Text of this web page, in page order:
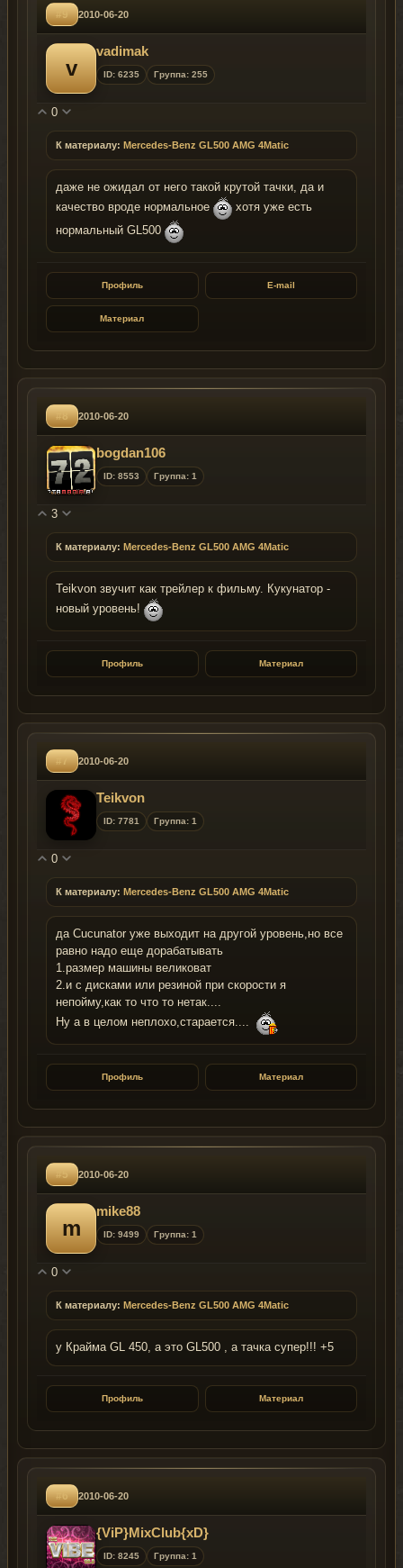
#9 2010-06-20
v
vadimak
ID: 6235 Группа: 255
0
К материалу: Mercedes-Benz GL500 AMG 4Matic
даже не ожидал от него такой крутой тачки, да и
качество вроде нормальное
хотя уже есть
нормальный GL500
Профиль E-mail
Материал
#8 2010-06-20
bogdan106
ID: 8553 Группа: 1
3
К материалу: Mercedes-Benz GL500 AMG 4Matic
Teikvon звучит как трейлер к фильму. Кукунатор -
новый уровень!
Профиль Материал
#7 2010-06-20
Teikvon
ID: 7781 Группа: 1
0
К материалу: Mercedes-Benz GL500 AMG 4Matic
да Cucunator уже выходит на другой уровень,но все
равно надо еще дорабатывать
1.размер машины великоват
2.и с дисками или резиной при скорости я
непойму,как то что то нетак....
Ну а в целом неплохо,старается....
Профиль Материал
#5 2010-06-20
m
mike88
ID: 9499 Группа: 1
0
К материалу: Mercedes-Benz GL500 AMG 4Matic
у Крайма GL 450, а это GL500 , а тачка супер!!! +5
Профиль Материал
#6 2010-06-20
{ViP}MixClub{xD}
ID: 8245 Группа: 1